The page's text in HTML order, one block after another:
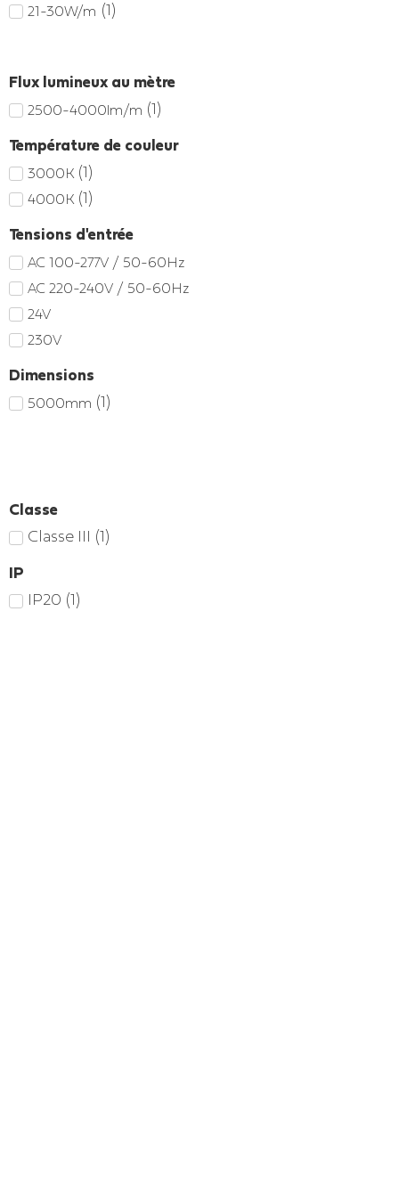
21-30W/m (1)
Flux lumineux au mètre
2500-4000lm/m (1)
Température de couleur
3000K (1)
4000K (1)
Tensions d'entrée
AC 100-277V / 50-60Hz
AC 220-240V / 50-60Hz
24V
230V
Dimensions
5000mm (1)
Classe
Classe III (1)
IP
IP20 (1)